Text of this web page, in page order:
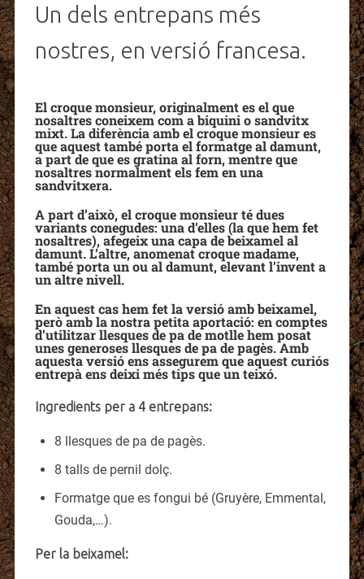
Un dels entrepans més
nostres, en versió francesa.
El croque monsieur, originalment es el que
nosaltres coneixem com a biquini o sandvitx
mixt. La diferència amb el croque monsieur es
que aquest també porta el formatge al damunt,
a part de que es gratina al forn, mentre que
nosaltres normalment els fem en una
sandvitxera.
A part d’això, el croque monsieur té dues
variants conegudes: una d’elles (la que hem fet
nosaltres), afegeix una capa de beixamel al
damunt. L’altre, anomenat croque madame,
també porta un ou al damunt, elevant l’invent a
un altre nivell.
En aquest cas hem fet la versió amb beixamel,
però amb la nostra petita aportació: en comptes
d’utilitzar llesques de pa de motlle hem posat
unes generoses llesques de pa de pagès. Amb
aquesta versió ens assegurem que aquest curiós
entrepà ens deixi més tips que un teixó.
Ingredients per a 4 entrepans:
8 llesques de pa de pagès.
8 talls de pernil dolç.
Formatge que es fongui bé (Gruyère, Emmental,
Gouda,…).
Per la beixamel: